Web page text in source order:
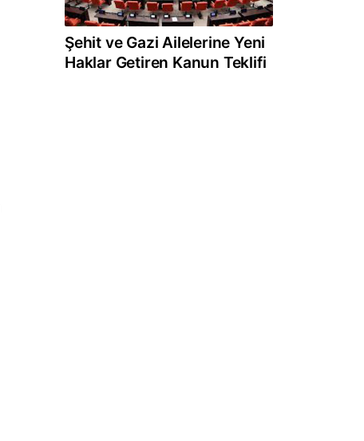
Şehit ve Gazi Ailelerine Yeni
Haklar Getiren Kanun Teklifi